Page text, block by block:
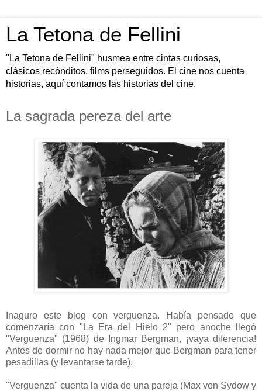
La Tetona de Fellini
"La Tetona de Fellini" husmea entre cintas curiosas,
clásicos recónditos, films perseguidos. El cine nos cuenta
historias, aquí contamos las historias del cine.
La sagrada pereza del arte
Inaguro este blog con verguenza. Había pensado que
comenzaría con "La Era del Hielo 2" pero anoche llegó
"Verguenza" (1968) de Ingmar Bergman, ¡vaya diferencia!
Antes de dormir no hay nada mejor que Bergman para tener
pesadillas (y levantarse tarde).
"Verguenza" cuenta la vida de una pareja (Max von Sydow y